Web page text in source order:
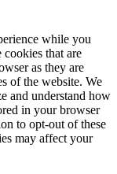
while you
that are
as they are
of the website. We
and understand how
in your browser
to opt-out of these
may affect your